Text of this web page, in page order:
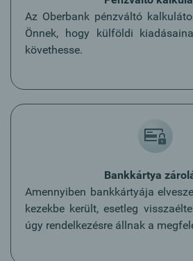
Az Oberbank pénzváltó
Önnek, hogy külföldi
követhesse.
Bankkártya
Amennyiben bankkártyája
kezekbe került, esetleg
úgy rendelkezésre állnak a